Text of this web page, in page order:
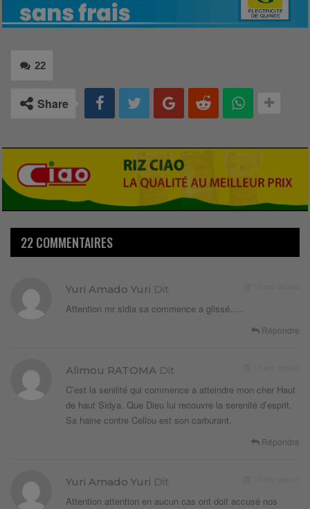
22
Share
22 COMMENTAIRES
Yuri Amado Yuri Dit
Attention mr sidia sa commence a glissé…..
Répondre
Alimou RATOMA Dit
C’est la senilité qui commence a atteindre mon cher Haut
de haut Sidya. Que Dieu lui recouvre la serenité d’esprit.
Sa haine contre Cellou est son carburant.
Répondre
Yuri Amado Yuri Dit
Attention attention en aucun cas ont doit accusé nos